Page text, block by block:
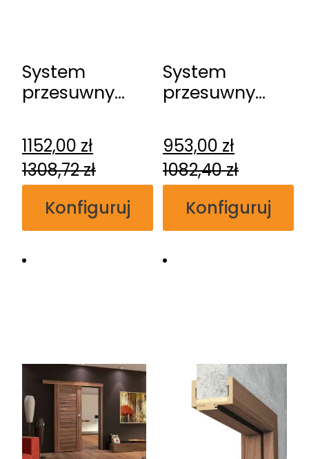
System
przesuwny
ościeżnicowy
1152,00 zł
1308,72zł
Konfiguruj
System
przesuwny
naścienny
Spazio CD
953,00 zł
1082,40zł
Konfiguruj